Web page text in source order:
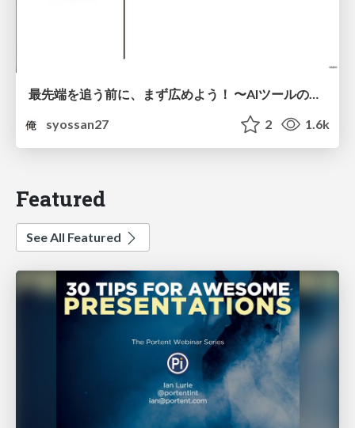
最先端を追う前に、まず広めよう！ 〜AIツールの普及活動のすすめ〜
syossan27
2 1.6k
Featured
See All Featured